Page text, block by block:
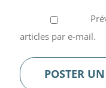
articles par e-mail.